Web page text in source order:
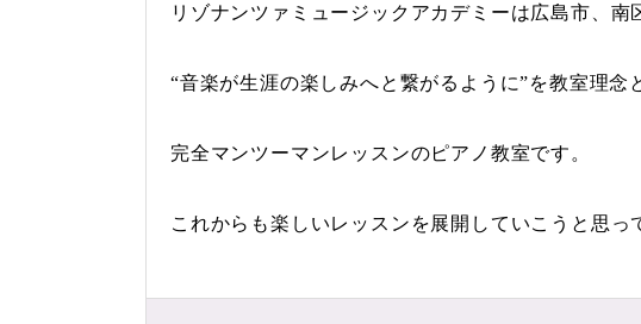
リゾナンツァミュージックアカデミーは広島市、南
“音楽が生涯の楽しみへと繋がるように”を教室理念
完全マンツーマンレッスンのピアノ教室です。
これからも楽しいレッスンを展開していこうと思っ